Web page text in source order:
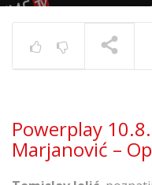
Powerplay
Marjanović –